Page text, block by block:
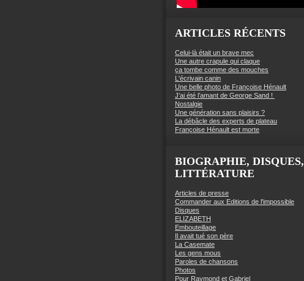
ARTICLES RÉCENTS
Celui-là était un brave mec
Une autre crapule qui claque
ça tombe comme des mouches
L'écrivain canin
Une belle photo de Françoise Hénault
J’ai été l’amant de George Sand !
Nostalgie
Une génération sans plaisirs ?
La débâcle des experts de plateau
Françoise Hénault est morte
BIOGRAPHIE, DISQUES,
LITTÉRATURE
Articles de presse
Commander aux Editions de l'impossible
Disques
ELIZABETH
Embouteillage
Il avait tué son père
La Casemate
Les gens mous
Paroles de chansons
Photos
Pour Raymond et Gabriel